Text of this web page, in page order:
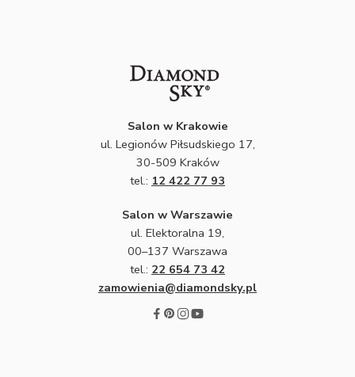
Salon w Krakowie
ul. Legionów Piłsudskiego 17,
30-509 Kraków
tel.: 12 422 77 93
Salon w Warszawie
ul. Elektoralna 19,
00–137 Warszawa
tel.: 22 654 73 42
zamowienia@diamondsky.pl